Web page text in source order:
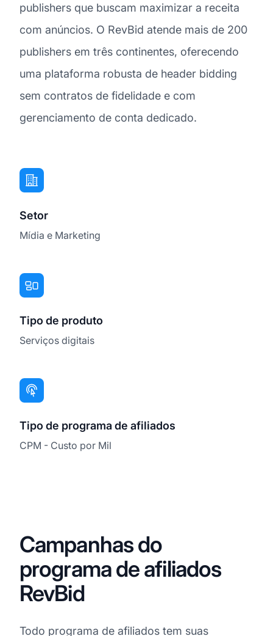
publishers que buscam maximizar a receita
com anúncios. O RevBid atende mais de 200
publishers em três continentes, oferecendo
uma plataforma robusta de header bidding
sem contratos de fidelidade e com
gerenciamento de conta dedicado.
Setor
Mídia e Marketing
Tipo de produto
Serviços digitais
Tipo de programa de afiliados
CPM - Custo por Mil
Campanhas do
programa de afiliados
RevBid
Todo programa de afiliados tem suas